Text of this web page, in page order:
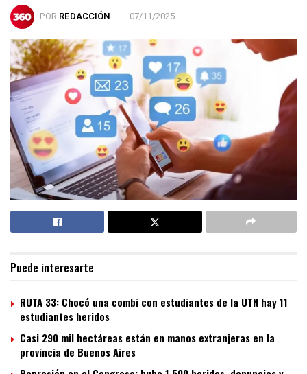
POR REDACCIÓN 07/11/2025
Puede interesarte
RUTA 33: Chocó una combi con estudiantes de la UTN hay 11
estudiantes heridos
Casi 290 mil hectáreas están en manos extranjeras en la
provincia de Buenos Aires